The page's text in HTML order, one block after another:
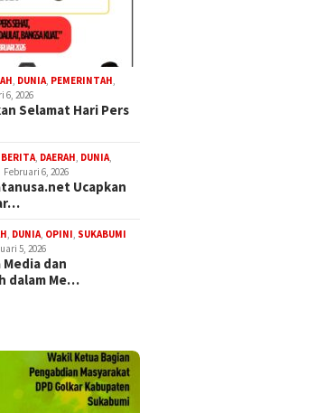
DUNIA PEMERINTAH
6, 2026
Selamat Hari Pers
BERITA DAERAH DUNIA
Februari 6, 2026
Ucapkan
DUNIA OPINI SUKABUMI
5, 2026
Media dan
dalam Me…